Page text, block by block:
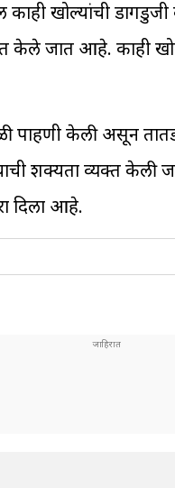
खोल्यांची
केले जात आहे. काही
पाहणी केली असून
शक्यता व्यक्त
दिला आहे.